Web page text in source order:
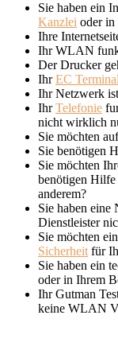
Sie haben ein
Kanzlei oder in
Ihre
Ihr WLAN
Der Drucker
IhrEC Terminal
Ihr Netzwerk
IhrTelefonie
nicht wirklich
Sie möchten
Sie benötigen
Sie möchten
benötigen Hilfe
anderem?
Sie haben
Dienstleister
Sie möchten
Sicherheit für
Sie haben ein
oder in Ihrem
Ihr Gutman
keine WLAN